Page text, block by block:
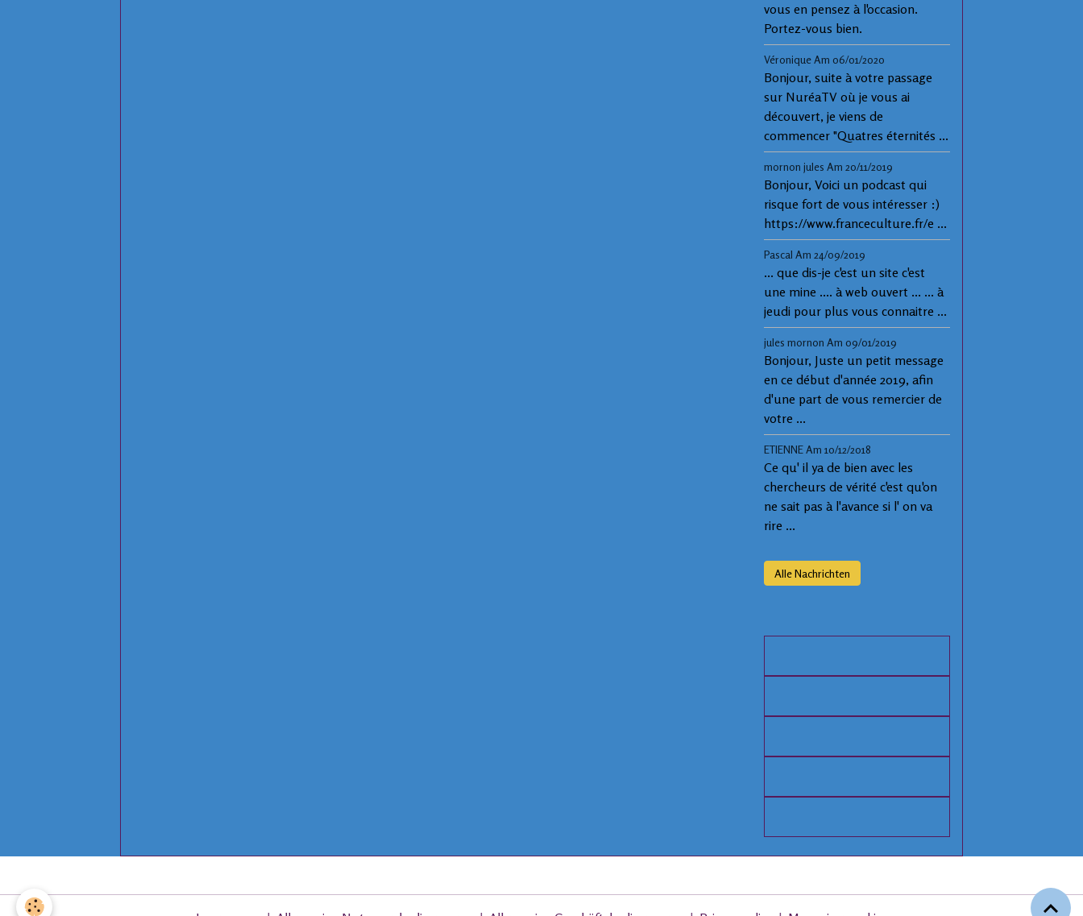
vous en pensez à l'occasion.
Portez-vous bien.
Véronique Am 06/01/2020
Bonjour, suite à votre passage
sur NuréaTV où je vous ai
découvert, je viens de
commencer "Quatres éternités ...
mornon jules Am 20/11/2019
Bonjour, Voici un podcast qui
risque fort de vous intéresser :)
https://www.franceculture.fr/e ...
Pascal Am 24/09/2019
... que dis-je c'est un site c'est
une mine .... à web ouvert ... ... à
jeudi pour plus vous connaitre ...
jules mornon Am 09/01/2019
Bonjour, Juste un petit message
en ce début d'année 2019, afin
d'une part de vous remercier de
votre ...
ETIENNE Am 10/12/2018
Ce qu' il ya de bien avec les
chercheurs de vérité c'est qu'on
ne sait pas à l'avance si l' on va
rire ...
Alle Nachrichten